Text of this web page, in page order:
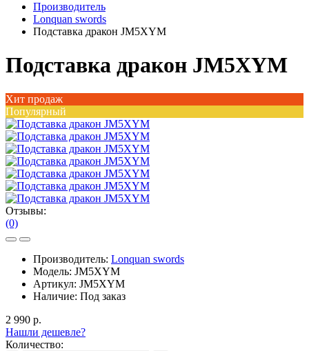
Производитель
Lonquan swords
Подставка дракон JM5XYM
Подставка дракон JM5XYM
Хит продаж
Популярный
Отзывы:
(0)
Производитель: Lonquan swords
Модель: JM5XYM
Артикул: JM5XYM
Наличие: Под заказ
2 990 р.
Нашли дешевле?
Количество: